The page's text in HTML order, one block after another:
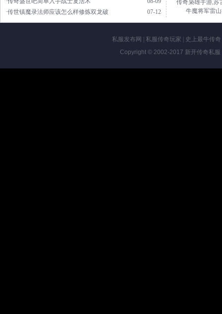
07-12
·传世镇魔录法师应该怎么样修炼双龙破
传奇枭雄手游,苏
牛魔将军雷
私服发布网 私服传奇玩家 史上最牛传奇
Copyright © 2002-2017 新开传奇私服